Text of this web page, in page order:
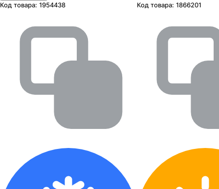
Код товара: 1954438 Код товара: 1866201